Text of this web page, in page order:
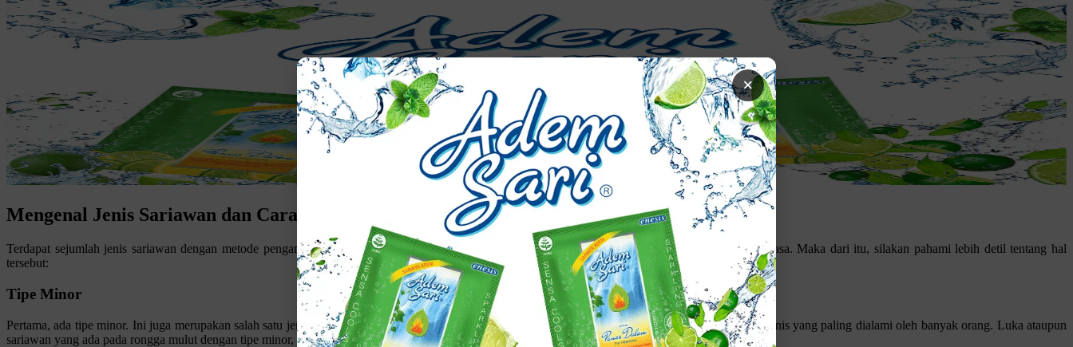
×
Mengenal Jenis Sariawan dan Cara Mengatasinya
Terdapat sejumlah jenis sariawan dengan metode penganan yang berbeda. Jenis sariawan tertentu, tidak bisa diselesaikan atau diatasi dengan cara biasa. Maka dari itu, silakan pahami lebih detil tentang hal
tersebut:
Tipe Minor
Pertama, ada tipe minor. Ini juga merupakan salah satu jenis sariawan yang perlu kamu pahami. Pada jenis sariawan tipe minor, merupakan salah satu jenis yang paling dialami oleh banyak orang. Luka ataupun
sariawan yang ada pada rongga mulut dengan tipe minor, termasuk ringan.